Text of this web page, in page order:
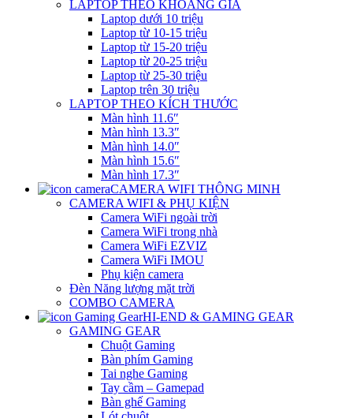
LAPTOP THEO KHOẢNG GIÁ
Laptop dưới 10 triệu
Laptop từ 10-15 triệu
Laptop từ 15-20 triệu
Laptop từ 20-25 triệu
Laptop từ 25-30 triệu
Laptop trên 30 triệu
LAPTOP THEO KÍCH THƯỚC
Màn hình 11.6″
Màn hình 13.3″
Màn hình 14.0″
Màn hình 15.6″
Màn hình 17.3″
CAMERA WIFI THÔNG MINH
CAMERA WIFI & PHỤ KIỆN
Camera WiFi ngoài trời
Camera WiFi trong nhà
Camera WiFi EZVIZ
Camera WiFi IMOU
Phụ kiện camera
Đèn Năng lượng mặt trời
COMBO CAMERA
HI-END & GAMING GEAR
GAMING GEAR
Chuột Gaming
Bàn phím Gaming
Tai nghe Gaming
Tay cầm – Gamepad
Bàn ghế Gaming